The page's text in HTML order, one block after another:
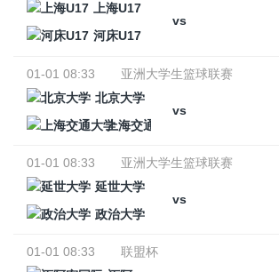
上海U17
vs
河床U17
01-01 08:33
亚洲大学生篮球联赛
北京大学
vs
上海交通大学
01-01 08:33
亚洲大学生篮球联赛
延世大学
vs
政治大学
01-01 08:33
联盟杯